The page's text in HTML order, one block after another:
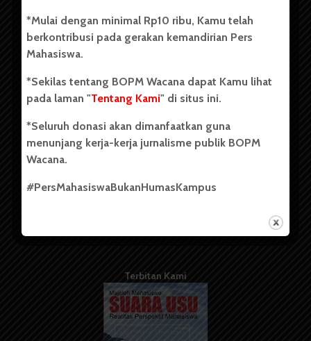
berdiri pada 1 Juli 1995.
Kontribusi
Info Iklan
Pedoman Media Siber
Kode Etik Jurnalistik
Terbitan Kami
*Mulai dengan minimal Rp10 ribu, Kamu telah
berkontribusi pada gerakan kemandirian Pers
Mahasiswa.
*Sekilas tentang BOPM Wacana dapat Kamu lihat
pada laman "Tentang Kami" di situs ini.
*Seluruh donasi akan dimanfaatkan guna
menunjang kerja-kerja jurnalisme publik BOPM
Wacana.
#PersMahasiswaBukanHumasKampus